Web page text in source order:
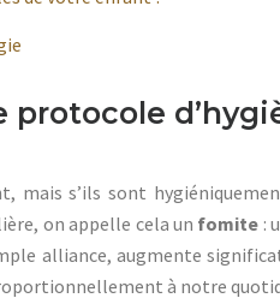
s’ils sont
on appelle cela un fomite :
alliance, augmente
à notre